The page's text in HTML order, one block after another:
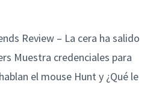
Review – La cera ha salido
Muestra credenciales para
el mouse Hunt y ¿Qué le